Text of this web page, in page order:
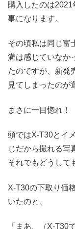
購入したのは
事になります。
その頃私は同じ富
満は感じていなか
たのですが、新発
見てしまったのが
まさに一目惚れ！
頭ではX-T30とイ
じだから撮れる写
それでもどうして
X-T30の下取り価
いたのと、
「まあ、（X-T30